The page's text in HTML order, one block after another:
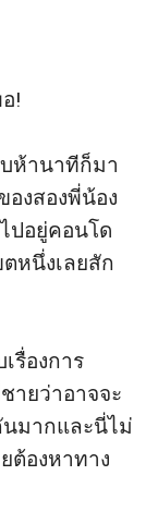
!
ห้านาทีก็มา
งสองพี่น้อง
ปอยู่คอนโด
หนึ่งเลยสัก
รื่องการ
ายว่าอาจจะ
นมากและนี่ไม่
ต้องหาทาง